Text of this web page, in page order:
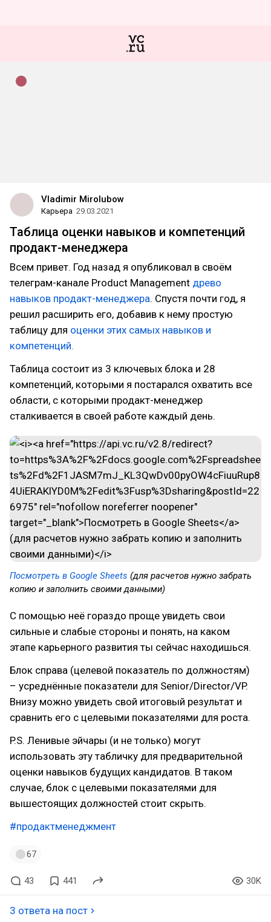
Vladimir Mirolubow
Карьера 29.03.2021
Таблица оценки навыков и компетенций
продакт-менеджера
Всем привет. Год назад я опубликовал в своём
телеграм-канале Product Management древо
навыков продакт-менеджера. Спустя почти год, я
решил расширить его, добавив к нему простую
таблицу для оценки этих самых навыков и
компетенций.
Таблица состоит из 3 ключевых блока и 28
компетенций, которыми я постарался охватить все
области, с которыми продакт-менеджер
сталкивается в своей работе каждый день.
Посмотреть в Google Sheets (для расчетов нужно забрать
копию и заполнить своими данными)
С помощью неё гораздо проще увидеть свои
сильные и слабые стороны и понять, на каком
этапе карьерного развития ты сейчас находишься.
Блок справа (целевой показатель по должностям)
– усреднённые показатели для Senior/Director/VP.
Внизу можно увидеть свой итоговый результат и
сравнить его с целевыми показателями для роста.
P.S. Ленивые эйчары (и не только) могут
использовать эту табличку для предварительной
оценки навыков будущих кандидатов. В таком
случае, блок с целевыми показателями для
вышестоящих должностей стоит скрыть.
#продактменеджмент
67
43 441 30K
3 ответа на пост